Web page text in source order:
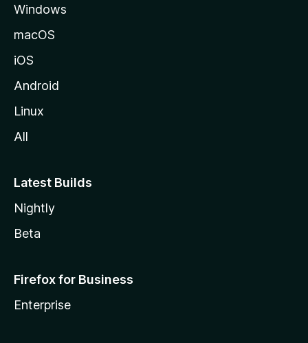
Windows
macOS
iOS
Android
Linux
All
Latest Builds
Nightly
Beta
Firefox for Business
Enterprise